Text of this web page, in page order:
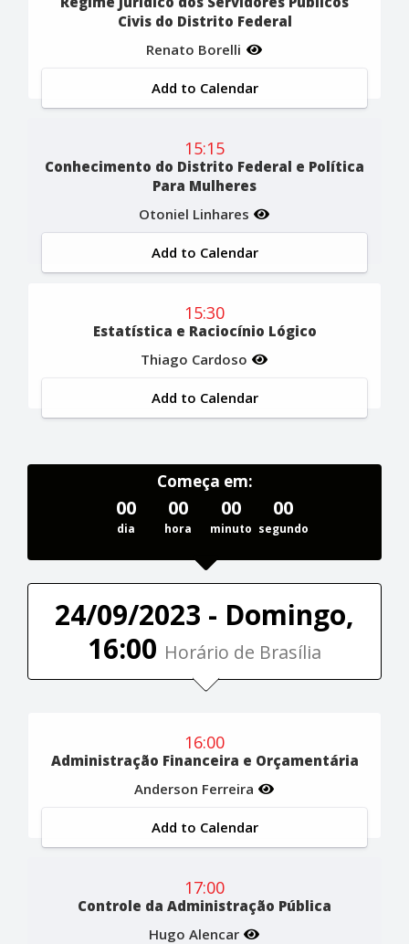
Civis do Distrito Federal
Renato Borelli
Add to Calendar
15:15
Conhecimento do Distrito Federal e Política
Para Mulheres
Otoniel Linhares
Add to Calendar
15:30
Estatística e Raciocínio Lógico
Thiago Cardoso
Add to Calendar
Começa em:
00
dia
00
hora
00
minuto
00
segundo
24/09/2023 - Domingo,
16:00 Horário de Brasília
16:00
Administração Financeira e Orçamentária
Anderson Ferreira
Add to Calendar
17:00
Controle da Administração Pública
Hugo Alencar